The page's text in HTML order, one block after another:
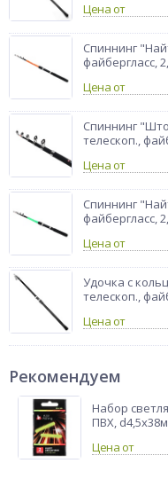
Цена от
Спиннинг
файбергласс,
Цена от
Спиннинг
телескоп.,
Цена от
Спиннинг
файбергласс,
Цена от
Удочка с
телескоп.,
Цена от
Рекомендуем
Набор
ПВХ,